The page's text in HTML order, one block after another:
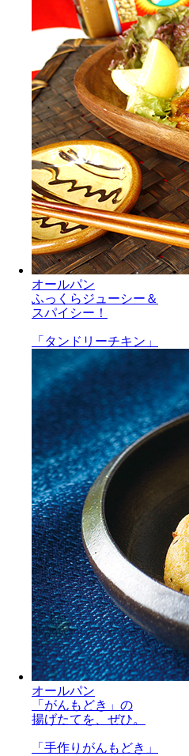
オールパン
ふっくらジューシー＆
スパイシー！
「タンドリーチキン」
オールパン
「がんもどき」の
揚げたてを、ぜひ。
「手作りがんもどき」